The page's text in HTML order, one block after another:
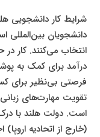
شرایط کار دانشجویی
دانشجویان بین‌المللی
انتخاب می‌کنند. کار
درآمد برای کمک به
فرصتی بی‌نظیر برای
تقویت مهارت‌های
است. دولت هلند با
(خارج از اتحادیه